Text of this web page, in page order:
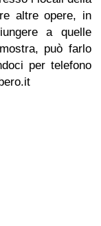
altre opere, in
a quelle
può farlo
per telefono